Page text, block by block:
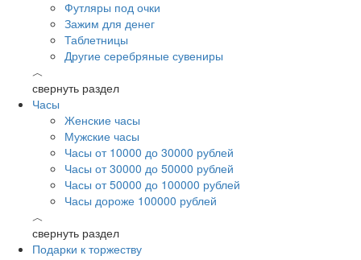
Футляры под очки
Зажим для денег
Таблетницы
Другие серебряные сувениры
︿
свернуть раздел
Часы
Женские часы
Мужские часы
Часы от 10000 до 30000 рублей
Часы от 30000 до 50000 рублей
Часы от 50000 до 100000 рублей
Часы дороже 100000 рублей
︿
свернуть раздел
Подарки к торжеству